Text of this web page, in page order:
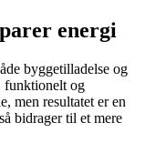
energi
byggetilladelse og
funktionelt og
men resultatet er en
bidrager til et mere